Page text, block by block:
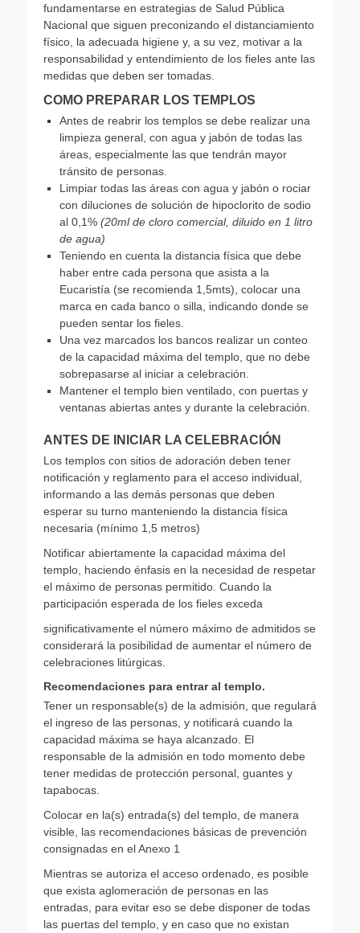
fundamentarse en estrategias de Salud Pública
Nacional que siguen preconizando el distanciamiento
físico, la adecuada higiene y, a su vez, motivar a la
responsabilidad y entendimiento de los fieles ante las
medidas que deben ser tomadas.
COMO PREPARAR LOS TEMPLOS
Antes de reabrir los templos se debe realizar una
limpieza general, con agua y jabón de todas las
áreas, especialmente las que tendrán mayor
tránsito de personas.
Limpiar todas las áreas con agua y jabón o rociar
con diluciones de solución de hipoclorito de sodio
al 0,1% (20ml de cloro comercial, diluido en 1 litro
de agua)
Teniendo en cuenta la distancia física que debe
haber entre cada persona que asista a la
Eucaristía (se recomienda 1,5mts), colocar una
marca en cada banco o silla, indicando donde se
pueden sentar los fieles.
Una vez marcados los bancos realizar un conteo
de la capacidad máxima del templo, que no debe
sobrepasarse al iniciar a celebración.
Mantener el templo bien ventilado, con puertas y
ventanas abiertas antes y durante la celebración.
ANTES DE INICIAR LA CELEBRACIÓN
Los templos con sitios de adoración deben tener
notificación y reglamento para el acceso individual,
informando a las demás personas que deben
esperar su turno manteniendo la distancia física
necesaria (mínimo 1,5 metros)
Notificar abiertamente la capacidad máxima del
templo, haciendo énfasis en la necesidad de respetar
el máximo de personas permitido. Cuando la
participación esperada de los fieles exceda
significativamente el número máximo de admitidos se
considerará la posibilidad de aumentar el número de
celebraciones litúrgicas.
Recomendaciones para entrar al templo.
Tener un responsable(s) de la admisión, que regulará
el ingreso de las personas, y notificará cuando la
capacidad máxima se haya alcanzado. El
responsable de la admisión en todo momento debe
tener medidas de protección personal, guantes y
tapabocas.
Colocar en la(s) entrada(s) del templo, de manera
visible, las recomendaciones básicas de prevención
consignadas en el Anexo 1
Mientras se autoriza el acceso ordenado, es posible
que exista aglomeración de personas en las
entradas, para evitar eso se debe disponer de todas
las puertas del templo, y en caso que no existan